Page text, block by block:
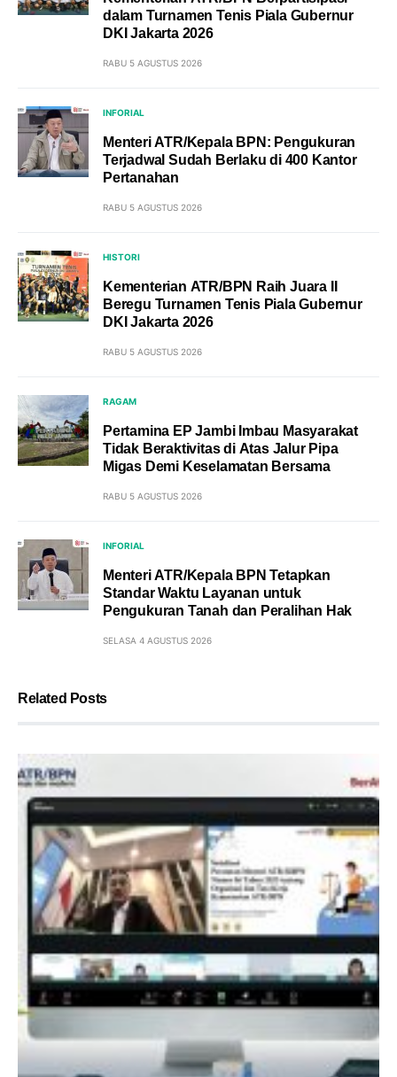
dalam Turnamen Tenis Piala Gubernur
DKI Jakarta 2026
RABU 5 AGUSTUS 2026
INFORIAL
Menteri ATR/Kepala BPN: Pengukuran
Terjadwal Sudah Berlaku di 400 Kantor
Pertanahan
RABU 5 AGUSTUS 2026
HISTORI
Kementerian ATR/BPN Raih Juara II
Beregu Turnamen Tenis Piala Gubernur
DKI Jakarta 2026
RABU 5 AGUSTUS 2026
RAGAM
Pertamina EP Jambi Imbau Masyarakat
Tidak Beraktivitas di Atas Jalur Pipa
Migas Demi Keselamatan Bersama
RABU 5 AGUSTUS 2026
INFORIAL
Menteri ATR/Kepala BPN Tetapkan
Standar Waktu Layanan untuk
Pengukuran Tanah dan Peralihan Hak
SELASA 4 AGUSTUS 2026
Related Posts